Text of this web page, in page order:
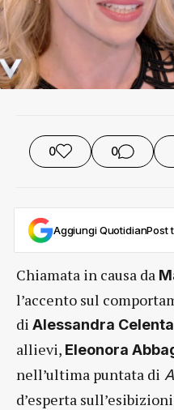
0 0
Aggiungi QuotidianPost
Chiamata in causa da
l’accento sul
di Alessandra
allievi, Eleonora
nell’ultima puntata di
d’esperta